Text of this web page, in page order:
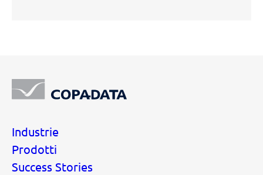
Industrie
Prodotti
Success Stories